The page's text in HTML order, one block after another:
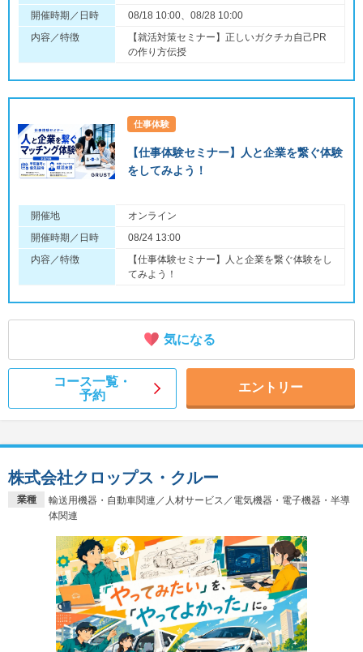
開催時期／日時
08/18 10:00、08/28 10:00
内容／特徴
【就活対策セミナー】正しいガクチカ自己PR
の作り方伝授
仕事体験
【仕事体験セミナー】人と企業を繋ぐ体験
をしてみよう！
開催地
オンライン
開催時期／日時
08/24 13:00
内容／特徴
【仕事体験セミナー】人と企業を繋ぐ体験をし
てみよう！
気になる
コース一覧・
予約
エントリー
業種
輸送用機器・自動車関連／人材サービス／電気機器・電子機器・半導
体関連
株式会社クロップス・クルー